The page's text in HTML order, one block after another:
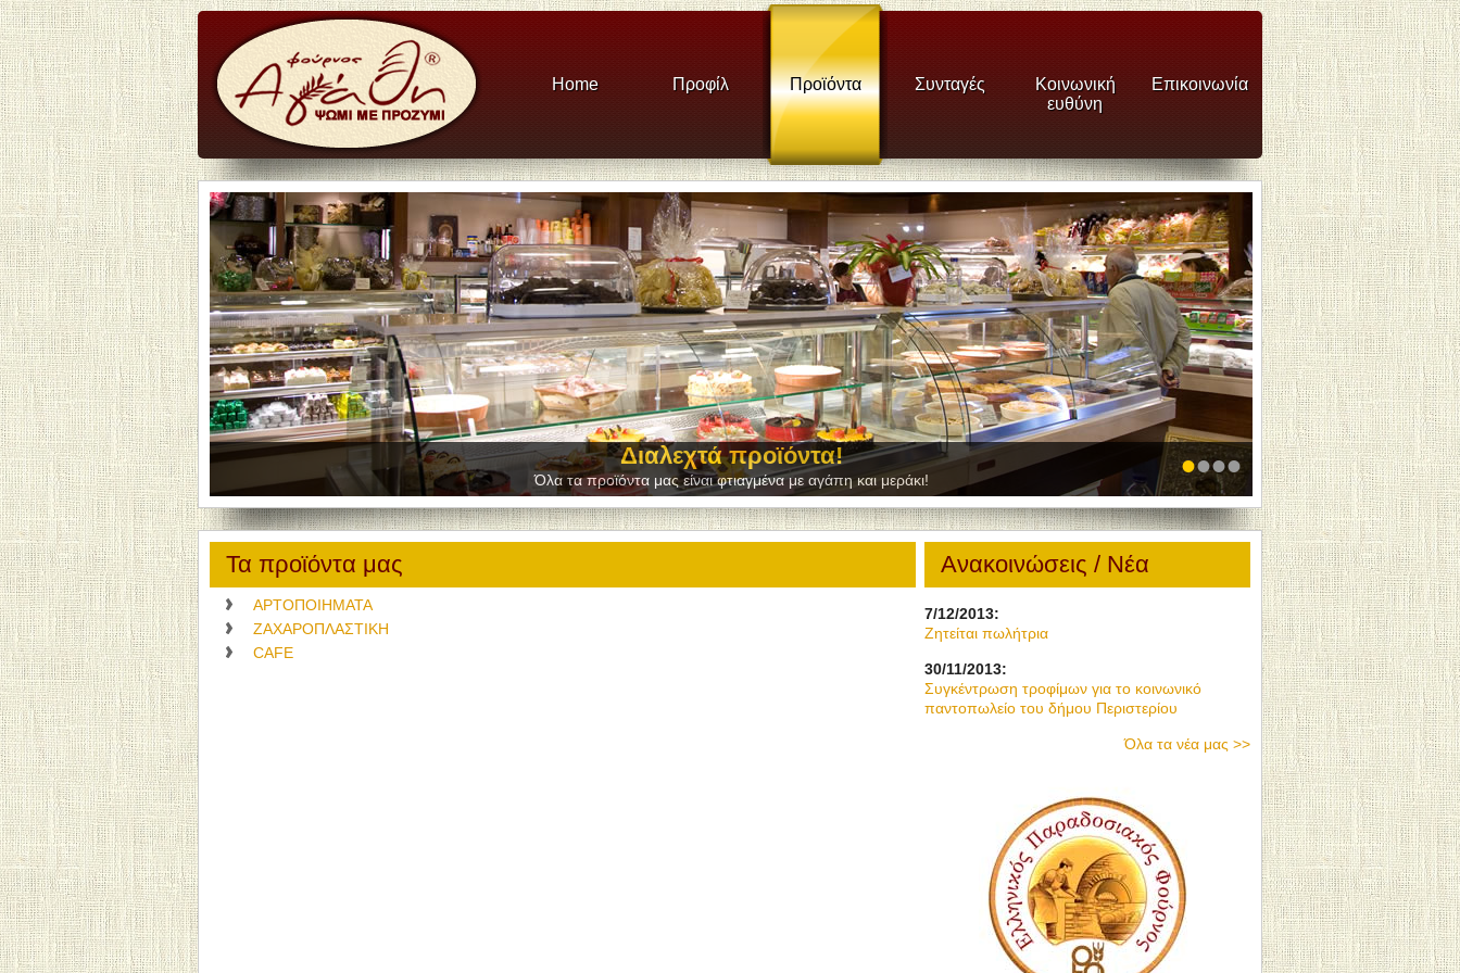
Home Προφίλ Προϊόντα Συνταγές
Κοινωνική
ευθύνη
Επικοινωνία
Διαλεχτά προϊόντα!
Όλα τα προϊόντα μας είναι φτιαγμένα με αγάπη και μεράκι! ••••
Ανακοινώσεις / Νέα
7/12/2013:
Ζητείται πωλήτρια
30/11/2013:
Συγκέντρωση τροφίμων για το κοινωνικό
παντοπωλείο του δήμου Περιστερίου
Όλα τα νέα μας >>
Τα προϊόντα μας
ΑΡΤΟΠΟΙΗΜΑΤΑ
ΖΑΧΑΡΟΠΛΑΣΤΙΚΗ
CAFE